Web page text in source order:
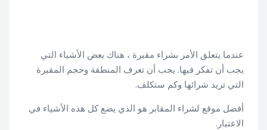
عندما يتعلق الأمر بشراء مقبرة ، هناك بعض الأشياء التي
يجب أن تفكر فيها. يجب أن تعرف المنطقة وحجم المقبرة
التي تريد شرائها وكم ستكلف.
أفضل موقع لشراء المقابر هو الذي يضع كل هذه الأشياء في
الاعتبار.